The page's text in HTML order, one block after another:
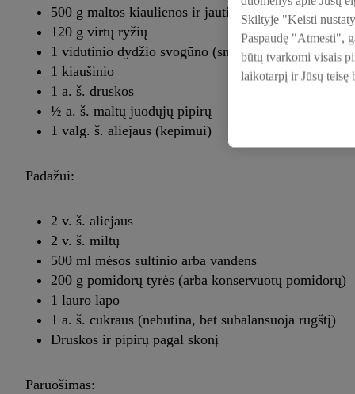
500 g maltos kiaulienos ir jautienos mišinio
120 g virtų ryžių
1 vidutinio dydžio svogūno (smulkiai supjaustyto)
1 kiaušinio
1 a. š. druskos
½ a. š. maltų juodųjų pipirų
1 valg. š. aliejaus (kepimui)
Padažui:
2 v. š. aliejaus
2 v. š. miltų
500 ml mėsos sultinio arba vandens
200 g pomidorų tyrės (arba konservuotų pomidorų)
1 lauro lapo
1 a. š. cukraus (nebūtina, bet subalansuoja rūgštį)
Druskos ir pipirų pagal skonį
Paruošimas:
Skiltyje "Keisti
Paspaudę "Atmesti",
būtų tvarkomi visais
laikotarpį ir Jūsų teisę